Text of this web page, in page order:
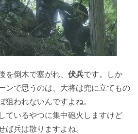
を倒木で塞がれ、 伏兵です。しか
ンで思うのは、大将は兜に立てもの
狙われないんですよね。
ているやつに集中砲火しますけど
ば兵は散りますよね。